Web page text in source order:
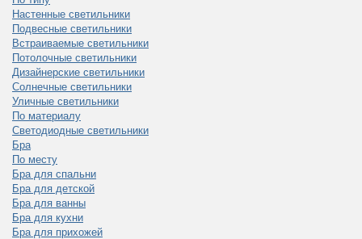
Настенные светильники
Подвесные светильники
Встраиваемые светильники
Потолочные светильники
Дизайнерские светильники
Солнечные светильники
Уличные светильники
По материалу
Светодиодные светильники
Бра
По месту
Бра для спальни
Бра для детской
Бра для ванны
Бра для кухни
Бра для прихожей